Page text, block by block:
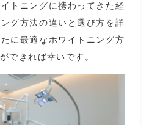
トニングに携わってきた経
グ方法の違いと選び方を詳
に最適なホワイトニング方
できれば幸いです。